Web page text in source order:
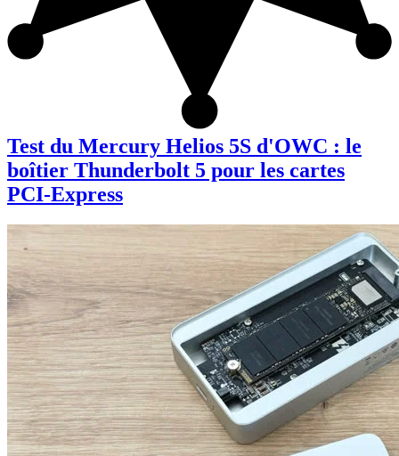
Test du Mercury Helios 5S d'OWC : le
boîtier Thunderbolt 5 pour les cartes
PCI-Express